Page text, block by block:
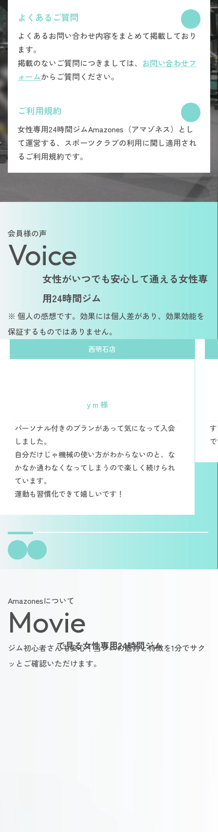
よくあるご質問
よくあるお問い合わせ内容をまとめて掲載しており
ます。
掲載のないご質問につきましては、 お問い合わせフ
ォームからご質問ください。
ご利用規約
女性専用24時間ジムAmazones（アマゾネス）とし
て運営する、スポーツクラブの利用に関し適用され
るご利用規約です。
会員様の声
Voice
女性がいつでも安心して通える女性専
用24時間ジム
※ 個人の感想です。効果には個人差があり、効果効能を
保証するものではありません。
西明石店
y m 様
パーソナル付きのプランがあって気になって入会
しました。
自分だけじゃ機械の使い方がわからないのと、な
かなか通わなくなってしまうので楽しく続けられ
ています。
運動も習慣化できて嬉しいです！
Amazonesについて
Movie
で見る女性専用24時間ジム
ジム初心者さんも安心！当ジムの魅力と特徴を1分でサク
ッとご確認いただけます。